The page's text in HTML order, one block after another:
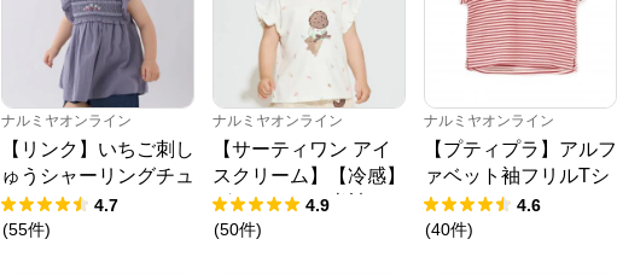
ナルミヤオンライン
【リンク】いちご刺し
ゅうシャーリングチュ
ニック
4.7
(55件)
ナルミヤオンライン
【サーティワン アイ
スクリーム】【冷感】
グラフィック半袖Tシ
ャツ
4.9
(50件)
ナルミヤオンライン
【プティプラ】アルフ
ァベット袖フリルTシ
ャツ
4.6
(40件)